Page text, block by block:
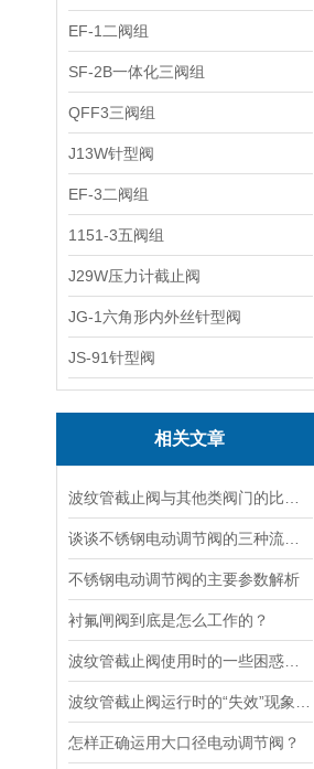
EF-1二阀组
SF-2B一体化三阀组
QFF3三阀组
J13W针型阀
EF-3二阀组
1151-3五阀组
J29W压力计截止阀
JG-1六角形内外丝针型阀
JS-91针型阀
相关文章
不锈钢电动调节阀的主要参数解析
衬氟闸阀到底是怎么工作的？
怎样正确运用大口径电动调节阀？